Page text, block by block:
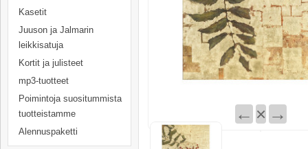
Kasetit
Juuson ja Jalmarin
leikkisatuja
Kortit ja julisteet
mp3-tuotteet
Poimintoja suositummista
tuotteistamme
Alennuspaketti
← × →